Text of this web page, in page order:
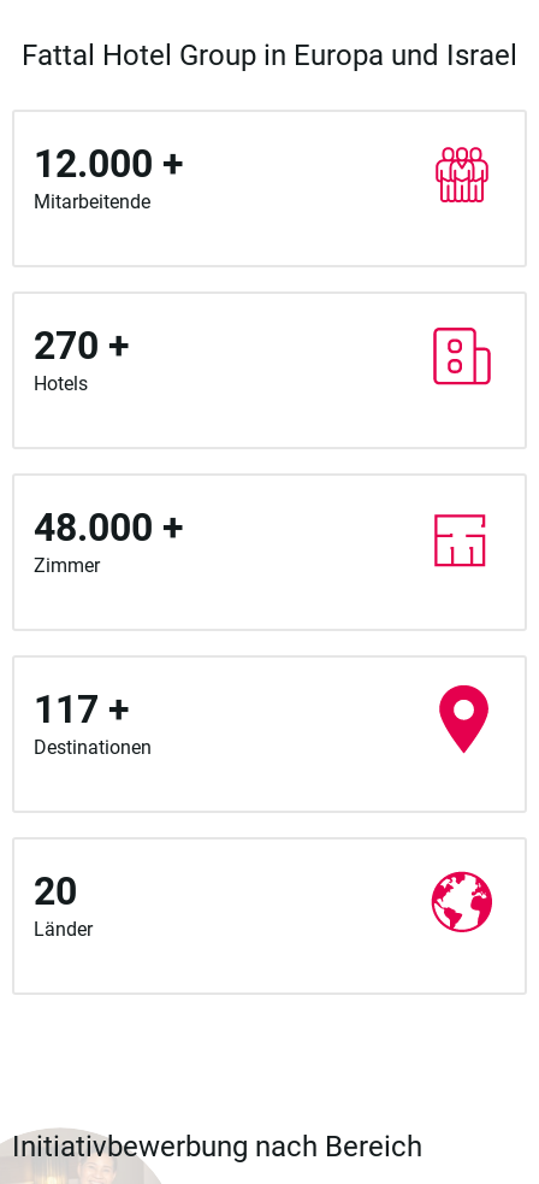
Fattal Hotel Group in Europa und Israel
12.000 +
Mitarbeitende
270 +
Hotels
48.000 +
Zimmer
117 +
Destinationen
20
Länder
Initiativbewerbung nach Bereich